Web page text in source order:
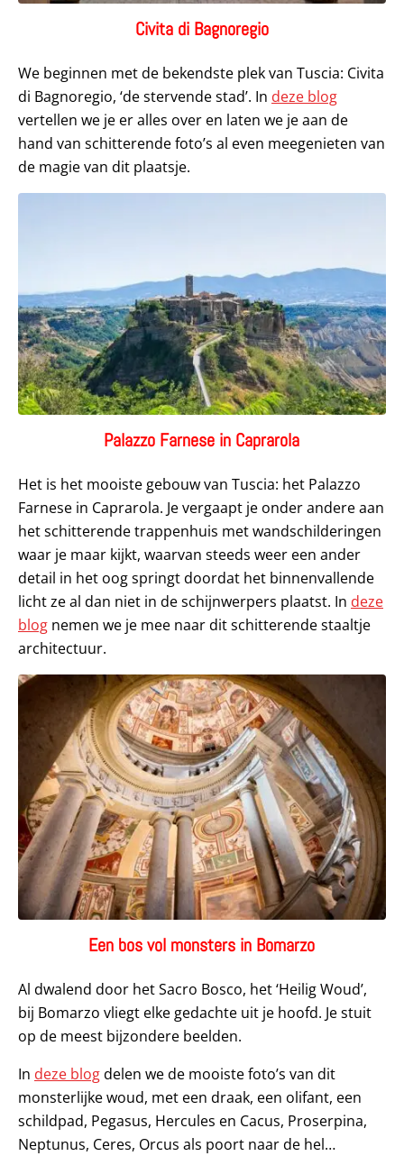
Civita di Bagnoregio
We beginnen met de bekendste plek van Tuscia: Civita
di Bagnoregio, ‘de stervende stad’. In deze blog
vertellen we je er alles over en laten we je aan de
hand van schitterende foto’s al even meegenieten van
de magie van dit plaatsje.
Palazzo Farnese in Caprarola
Het is het mooiste gebouw van Tuscia: het Palazzo
Farnese in Caprarola. Je vergaapt je onder andere aan
het schitterende trappenhuis met wandschilderingen
waar je maar kijkt, waarvan steeds weer een ander
detail in het oog springt doordat het binnenvallende
licht ze al dan niet in de schijnwerpers plaatst. In deze
blog nemen we je mee naar dit schitterende staaltje
architectuur.
Een bos vol monsters in Bomarzo
Al dwalend door het Sacro Bosco, het ‘Heilig Woud’,
bij Bomarzo vliegt elke gedachte uit je hoofd. Je stuit
op de meest bijzondere beelden.
In deze blogdelen we de mooiste foto’s van dit
monsterlijke woud, met een draak, een olifant, een
schildpad, Pegasus, Hercules en Cacus, Proserpina,
Neptunus, Ceres, Orcus als poort naar de hel…